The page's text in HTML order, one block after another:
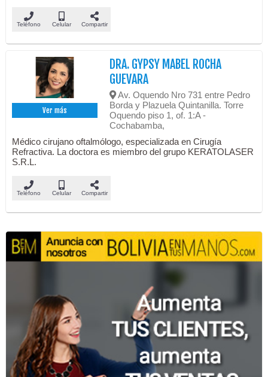
Teléfono Celular Compartir
Ver más
DRA. GYPSY MABEL ROCHA
GUEVARA
Av. Oquendo Nro 731 entre Pedro
Borda y Plazuela Quintanilla. Torre
Oquendo piso 1, of. 1:A -
Cochabamba,
Médico cirujano oftalmólogo, especializada en Cirugía
Refractiva. La doctora es miembro del grupo KERATOLASER
S.R.L.
Teléfono Celular Compartir